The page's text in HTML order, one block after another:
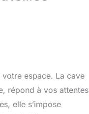
espace. La cave
répond à vos attentes
elle s’impose